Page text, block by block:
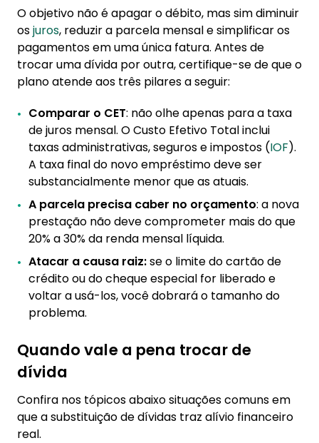
O objetivo não é apagar o débito, mas sim diminuir
osjuros, reduzir a parcela mensal e simplificar os
pagamentos em uma única fatura. Antes de
trocar uma dívida por outra, certifique-se de que o
plano atende aos três pilares a seguir:
Comparar o CET: não olhe apenas para a taxa
de juros mensal. O Custo Efetivo Total inclui
taxas administrativas, seguros e impostos (IOF).
A taxa final do novo empréstimo deve ser
substancialmente menor que as atuais.
A parcela precisa caber no orçamento: a nova
prestação não deve comprometer mais do que
20% a 30% da renda mensal líquida.
Atacar a causa raiz:se o limite do cartão de
crédito ou do cheque especial for liberado e
voltar a usá-los, você dobrará o tamanho do
problema.
Quando vale a pena trocar de
dívida
Confira nos tópicos abaixo situações comuns em
que a substituição de dívidas traz alívio financeiro
real.